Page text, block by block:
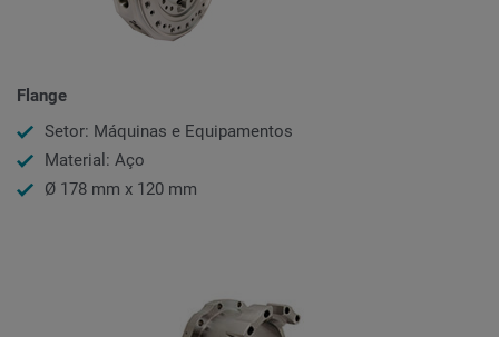
Flange
Setor: Máquinas e Equipamentos
Material: Aço
Ø 178 mm x 120 mm